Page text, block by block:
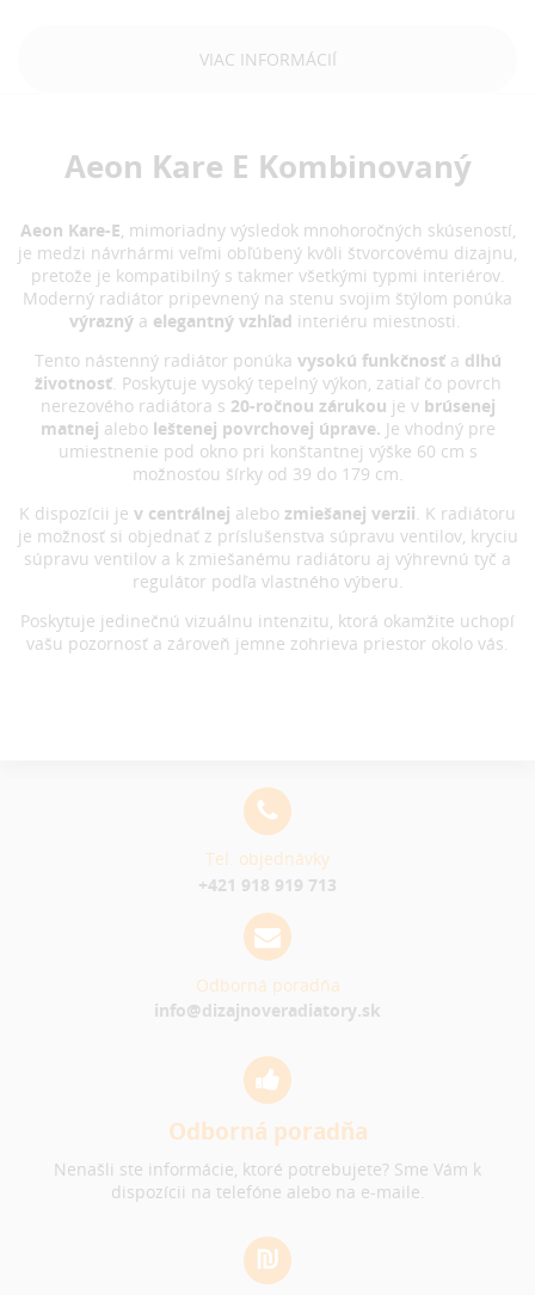
VIAC INFORMÁCIÍ
Aeon Kare E Kombinovaný
Aeon Kare-E, mimoriadny výsledok mnohoročných skúseností,
je medzi návrhármi veľmi obľúbený kvôli štvorcovému dizajnu,
pretože je kompatibilný s takmer všetkými typmi interiérov.
Moderný radiátor pripevnený na stenu svojim štýlom ponúka
výrazný a elegantný vzhľad interiéru miestnosti.
Tento nástenný radiátor ponúka vysokú funkčnosťa dlhú
životnosť. Poskytuje vysoký tepelný výkon, zatiaľ čo povrch
nerezového radiátora s 20-ročnou zárukou je v brúsenej
matnej alebo leštenej povrchovej úprave. Je vhodný pre
umiestnenie pod okno pri konštantnej výške 60 cm s
možnosťou šírky od 39 do 179 cm.
K dispozícii je v centrálnej alebo zmiešanej verzii. K radiátoru
je možnosť si objednať z príslušenstva súpravu ventilov, kryciu
súpravu ventilov a k zmiešanému radiátoru aj výhrevnú tyč a
regulátor podľa vlastného výberu.
Poskytuje jedinečnú vizuálnu intenzitu, ktorá okamžite uchopí
vašu pozornosť a zároveň jemne zohrieva priestor okolo vás.
Tel. objednávky
+421 918 919 713
Odborná poradňa
info@dizajnoveradiatory.sk
Odborná poradňa
Nenašli ste informácie, ktoré potrebujete? Sme Vám k
dispozícii na telefóne alebo na e-maile.